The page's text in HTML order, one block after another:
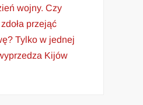
wojny. Czy
przejąć
Tylko w jednej
Kijów